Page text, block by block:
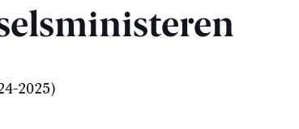
2025)